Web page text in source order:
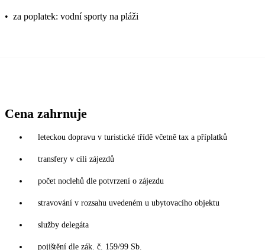
• za poplatek: vodní sporty na pláži
Cena zahrnuje
leteckou dopravu v turistické třídě včetně tax a příplatků
transfery v cíli zájezdů
počet noclehů dle potvrzení o zájezdu
stravování v rozsahu uvedeném u ubytovacího objektu
služby delegáta
pojištění dle zák. č. 159/99 Sb.